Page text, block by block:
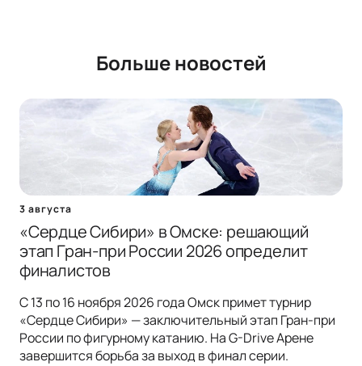
Больше новостей
3 августа
«Сердце Сибири» в Омске: решающий
этап Гран-при России 2026 определит
финалистов
С 13 по 16 ноября 2026 года Омск примет турнир
«Сердце Сибири» — заключительный этап Гран-при
России по фигурному катанию. На G-Drive Арене
завершится борьба за выход в финал серии.